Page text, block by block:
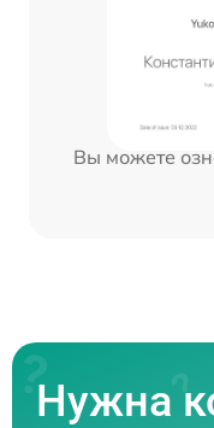
Вы можете
Нужна